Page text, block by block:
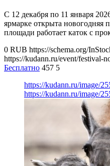
С 12 декабря по 11 января
ярмарке открыта
площади работает каток с
0 RUB https://schema.org/
https://kudann.ru/event/festival-
Бесплатно 457 5
https://kudann.ru/image/
https://kudann.ru/image/